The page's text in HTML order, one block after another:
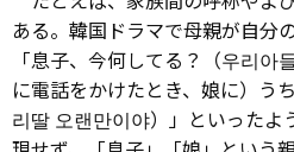
ある。韓国ドラマで母親が自分
「息子、今何してる？（우리아
に電話をかけたとき、娘に）う
리딸 오랜만이야）」といったよ